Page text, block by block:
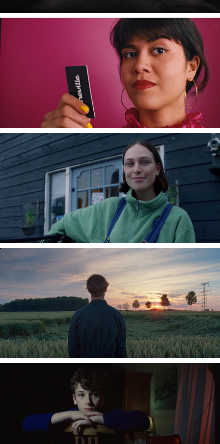
CINEVILLE
ZET OOK DE KNOP OM
SIRE.NL
DARE TO FLY